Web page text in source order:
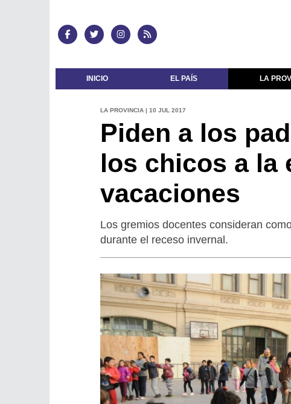
INICIO EL PAÍS LA
LA PROVINCIA | 10 JUL 2017
Piden a los
los chicos a la
vacaciones
Los gremios docentes consideran
durante el receso invernal.